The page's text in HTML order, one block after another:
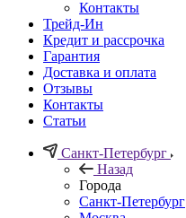
Контакты
Трейд-Ин
Кредит и рассрочка
Гарантия
Доставка и оплата
Отзывы
Контакты
Статьи
Санкт-Петербург
Назад
Города
Санкт-Петербург